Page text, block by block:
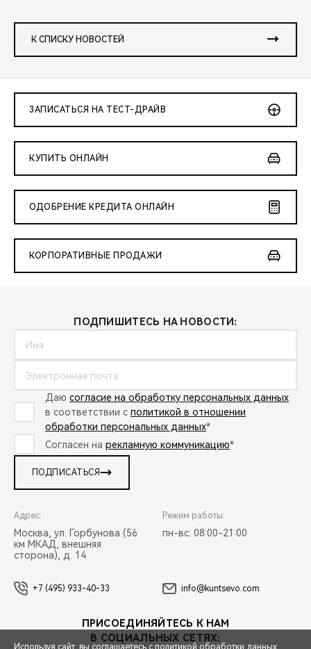
К СПИСКУ НОВОСТЕЙ
ЗАПИСАТЬСЯ НА ТЕСТ-ДРАЙВ
КУПИТЬ ОНЛАЙН
ОДОБРЕНИЕ КРЕДИТА ОНЛАЙН
КОРПОРАТИВНЫЕ ПРОДАЖИ
ПОДПИШИТЕСЬ НА НОВОСТИ:
Даю согласие на обработку персональных данных
в соответствии с политикой в отношении
обработки персональных данных*
Согласен на рекламную коммуникацию*
ПОДПИСАТЬСЯ
Адрес:
Москва, ул. Горбунова (56
км МКАД, внешняя
сторона), д. 14
Режим работы:
пн-вс: 08:00-21:00
+7 (495) 933-40-33 info@kuntsevo.com
ПРИСОЕДИНЯЙТЕСЬ К НАМ
В СОЦИАЛЬНЫХ СЕТЯХ:
Используя сайт, вы соглашаетесь с политикой обработки данных